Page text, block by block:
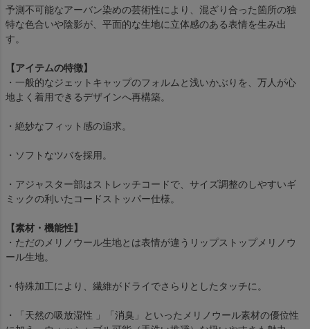
予測不可能なアーバン染めの芸術性により、混ざり合った箇所の独
特な色合いや陰影が、平面的な生地に立体感のある表情を生み出
す。
【アイテムの特徴】
・一般的なジェットキャップのフォルムと浅いかぶりを、万人が心
地よく着用できるデザインへ再構築。
・絶妙なフィット感の追求。
・ソフトなツバを採用。
・アジャスター部はストレッチコードで、サイズ調整のしやすいギ
ミックの利いたコードストッパー仕様。
【素材・機能性】
・ただのメリノウール生地とは表情が違うリップストップメリノウ
ール生地。
・特殊加工により、繊維がドライでさらりとしたタッチに。
・「天然の吸放湿性 」「消臭」といったメリノウール素材の優位性